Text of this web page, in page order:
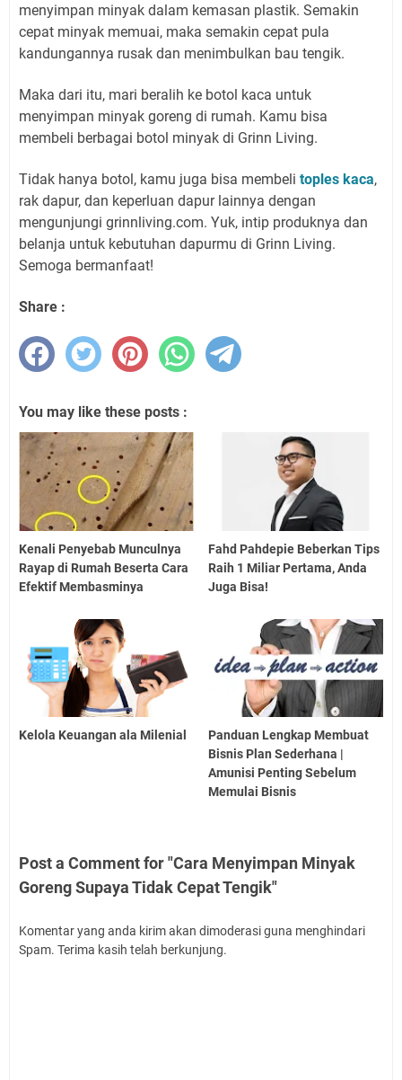
menyimpan minyak dalam kemasan plastik. Semakin
cepat minyak memuai, maka semakin cepat pula
kandungannya rusak dan menimbulkan bau tengik.
Maka dari itu, mari beralih ke botol kaca untuk
menyimpan minyak goreng di rumah. Kamu bisa
membeli berbagai botol minyak di Grinn Living.
Tidak hanya botol, kamu juga bisa membeli toples kaca,
rak dapur, dan keperluan dapur lainnya dengan
mengunjungi grinnliving.com. Yuk, intip produknya dan
belanja untuk kebutuhan dapurmu di Grinn Living.
Semoga bermanfaat!
Share :
You may like these posts :
Kenali Penyebab Munculnya
Rayap di Rumah Beserta Cara
Efektif Membasminya
Fahd Pahdepie Beberkan Tips
Raih 1 Miliar Pertama, Anda
Juga Bisa!
Kelola Keuangan ala Milenial
Panduan Lengkap Membuat
Bisnis Plan Sederhana |
Amunisi Penting Sebelum
Memulai Bisnis
Post a Comment for "Cara Menyimpan Minyak
Goreng Supaya Tidak Cepat Tengik"
Komentar yang anda kirim akan dimoderasi guna menghindari
Spam. Terima kasih telah berkunjung.